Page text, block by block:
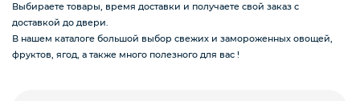
Выбираете товары, время доставки и получаете свой заказ с
доставкой до двери.
В нашем каталоге большой выбор свежих и замороженных овощей,
фруктов, ягод, а также много полезного для вас !